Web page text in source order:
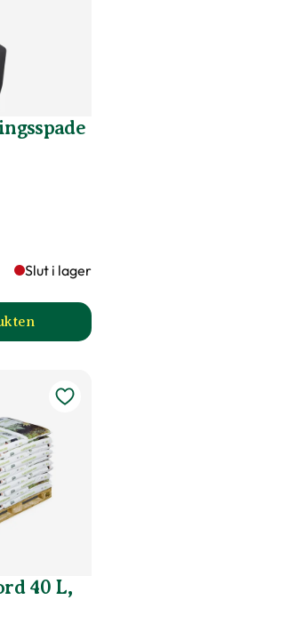
Slut i lager
Bred planteringsspade produktsida
40 L,